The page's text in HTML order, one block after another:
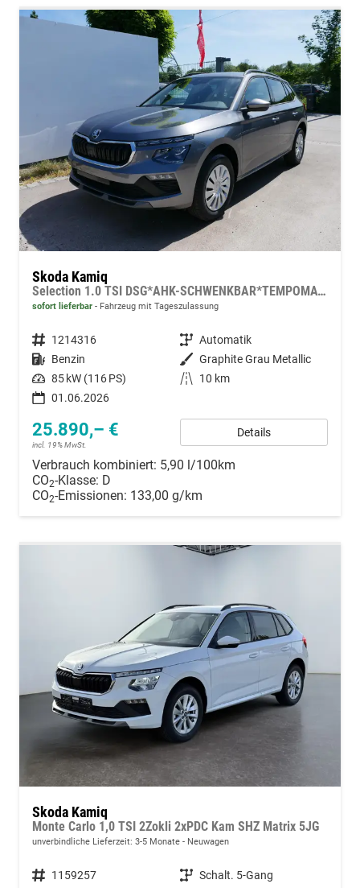
Skoda Kamiq
Selection 1.0 TSI DSG*AHK-SCHWENKBAR*TEMPOMAT*PDC-HINTEN*KEYLESS-GO*SHZ*
sofort lieferbar Fahrzeug mit Tageszulassung
Fahrzeugnummer 1214316 Getriebe Automatik
Kraftstoff Benzin Außenfarbe Graphite Grau Metallic
Leistung 85 kW (116 PS) Kilometerstand
10 km
01.06.2026
25.890,– €
incl. 19% MwSt.
Details
Verbrauch kombiniert: 5,90 l/100km
CO2-Klasse: D
CO2-Emissionen: 133,00 g/km
Skoda Kamiq
Monte Carlo 1,0 TSI 2Zokli 2xPDC Kam SHZ Matrix 5JG
unverbindliche Lieferzeit: 3-5 Monate Neuwagen
Fahrzeugnummer 1159257 Getriebe Schalt. 5-Gang